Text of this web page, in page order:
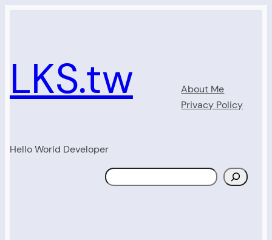
LKS.tw
Hello World Developer
About Me
Privacy Policy
Search